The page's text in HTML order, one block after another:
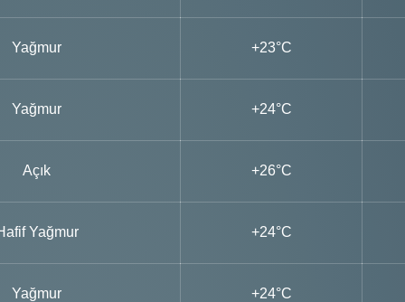
Yağmur +23°C
Yağmur +24°C
Açık +26°C
Yağmur +24°C
Yağmur +24°C